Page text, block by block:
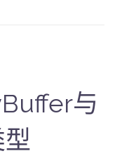
与